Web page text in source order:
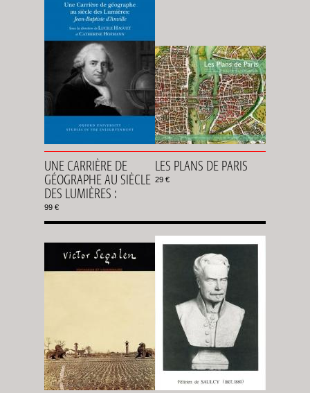
UNE CARRIÈRE DE
GÉOGRAPHE AU SIÈCLE
DES LUMIÈRES :
99 €
LES PLANS DE PARIS
29 €